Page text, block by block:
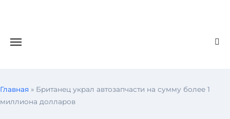
Главная » Британец украл автозапчасти на сумму более 1
миллиона долларов